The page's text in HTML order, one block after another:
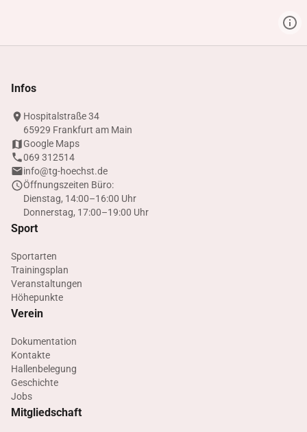
Infos
Hospitalstraße 34
65929 Frankfurt am Main
Google Maps
069 312514
info@tg-hoechst.de
Öffnungszeiten Büro:
Dienstag, 14:00–16:00 Uhr
Donnerstag, 17:00–19:00 Uhr
Sport
Sportarten
Trainingsplan
Veranstaltungen
Höhepunkte
Verein
Dokumentation
Kontakte
Hallenbelegung
Geschichte
Jobs
Mitgliedschaft